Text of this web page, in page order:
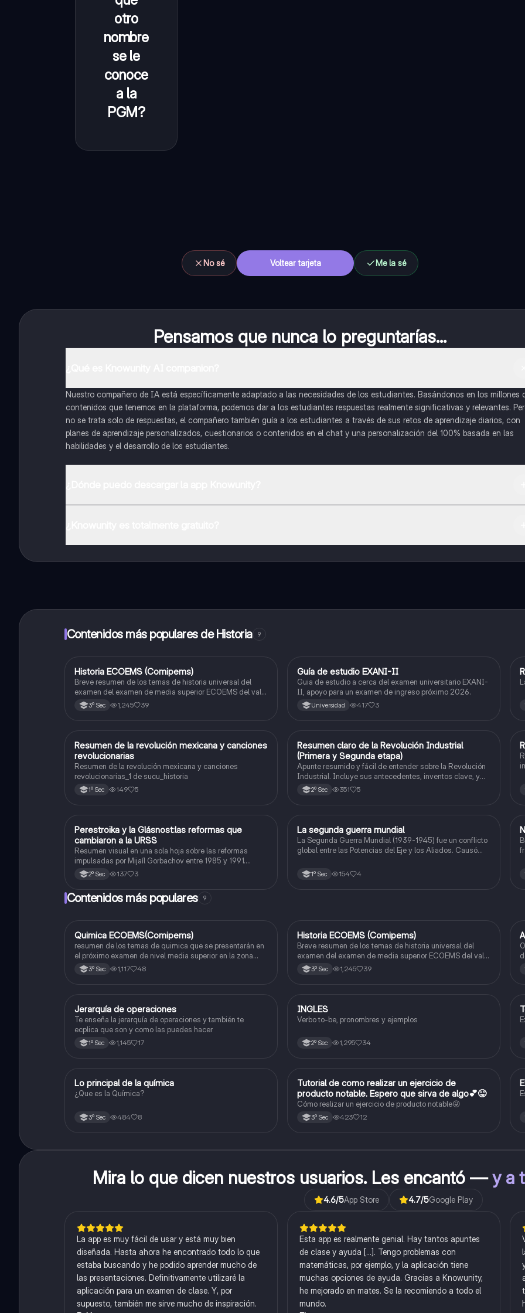
otro
nombre
se le
conoce
a la
PGM?
Guerra
No sé Voltear tarjeta Me la sé
Pensamos que nunca lo preguntarías...
Nuestro compañero de IA está específicamente adaptado a las necesidades de los estudiantes. Basándonos en los millones
contenidos que tenemos en la plataforma, podemos dar a los estudiantes respuestas realmente significativas y relevantes.
no se trata solo de respuestas, el compañero también guía a los estudiantes a través de sus retos de aprendizaje diarios, con
planes de aprendizaje personalizados, cuestionarios o contenidos en el chat y una personalización del 100% basada en las
habilidades y el desarrollo de los estudiantes.
inmeditamente. Puedes ganar dinero utilizando la aplicación, que te permitirá acceder a determinadas funciones.
Contenidos más populares de Historia 9
Historia
Historia ECOEMS (Comipems)
Breve resumen de los temas de historia universal del
examen del examen de media superior ECOEMS del valle
de México
3º Sec 1,245 39
Historia
Guía de estudio EXANI-II
Guia de estudio a cerca del examen universitario EXANI-
II, apoyo para un examen de ingreso próximo 2026.
Universidad 417 3
Historia
Resumen de la revolución mexicana y canciones
revolucionarias
Resumen de la revolución mexicana y canciones
revolucionarias_1 de sucu_historia
1º Sec 149 5
Historia
Resumen claro de la Revolución Industrial
(Primera y Segunda etapa)
Apunte resumido y fácil de entender sobre la Revolución
Industrial. Incluye sus antecedentes, inventos clave, y
las diferencias entre la Primera y la Segunda Revolución
Industrial. Ideal para estudiar antes de un examen de
2º Sec 351 5
Historia
Perestroika y la Glásnost:las reformas que
cambiaron a la URSS
Resumen visual en una sola hoja sobre las reformas
impulsadas por Mijaíl Gorbachov entre 1985 y 1991.
Incluye los objetivos, características y consecuencias de
la Perestroika (reforma económica) y la Glásnost (apertura
2º Sec 137 3
Historia
La segunda guerra mundial
La Segunda Guerra Mundial (1939-1945) fue un conflicto
global entre las Potencias del Eje y los Aliados. Causó
mundial, dando origen a la ONU y a la Guerra Fría.
1º Sec 154 4
Contenidos más populares 9
Química
Quimica ECOEMS(Comipems)
resumen de los temas de quimica que se presentarán en
el próximo examen de nivel media superior en la zona
metropolitana de el valle de México
3º Sec 1,117 48
Historia
Historia ECOEMS (Comipems)
Breve resumen de los temas de historia universal del
examen del examen de media superior ECOEMS del valle
de México
3º Sec 1,245 39
Matemáticas
Jerarquía de operaciones
Te enseña la jerarquía de operaciones y también te
ecplica que son y como las puedes hacer
1º Sec 1,145 17
Inglés
INGLES
Verbo to-be, pronombres y ejemplos
2º Sec 1,295 34
Química
Lo principal de la química
¿Que es la Química?
3º Sec 484 8
Matemáticas
Tutorial de como realizar un ejercicio de
producto notable. Espero que sirva de algo💕😜
Cómo realizar un ejercicio de producto notable😜
3º Sec 423 12
Mira lo que dicen nuestros usuarios. Les encantó —y a
4.6/5App Store 4.7/5Google Play
La app es muy fácil de usar y está muy bien
diseñada. Hasta ahora he encontrado todo lo que
estaba buscando y he podido aprender mucho de
las presentaciones. Definitivamente utilizaré la
aplicación para un examen de clase. Y, por
supuesto, también me sirve mucho de inspiración.
Esta app es realmente genial. Hay tantos apuntes
de clase y ayuda [...]. Tengo problemas con
matemáticas, por ejemplo, y la aplicación tiene
muchas opciones de ayuda. Gracias a Knowunity,
he mejorado en mates. Se la recomiendo a todo el
mundo.